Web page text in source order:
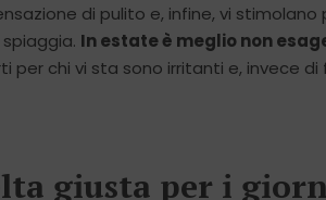
di pulito e, infine, vi
In estate è meglio non
per chi vi sta sono irritanti e, invece
giusta per i